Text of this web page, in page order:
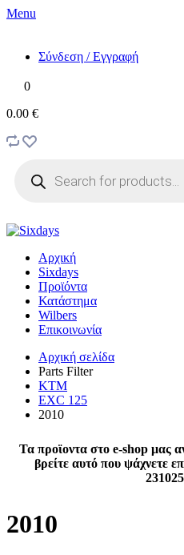
Menu
Σύνδεση / Εγγραφή
0
0.00 €
search
Αρχική
Sixdays
Προϊόντα
Κατάστημα
Wilbers
Επικοινωνία
Αρχική σελίδα
Parts Filter
KTM
EXC 125
2010
Τα προϊοντα στο e-shop μας
βρείτε αυτό που ψάχνετε
2010